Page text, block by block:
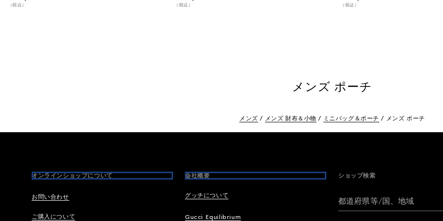
（税込） （税込） （税込）
メンズ ポーチ
メンズ メンズ 財布＆小物 ミニバッグ＆ポーチ メンズ ポーチ
オンラインショップについて
お問い合わせ
ご購入について
会社概要
グッチについて
Gucci Equilibrium
ショップ検索
都道府県等/国、地域